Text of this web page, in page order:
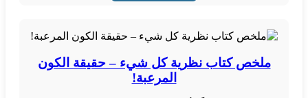
ملخص كتاب نظرية كل شيء – حقيقة الكون
المرعبة!